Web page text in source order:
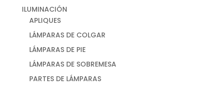
ILUMINACIÓN
APLIQUES
LÁMPARAS DE COLGAR
LÁMPARAS DE PIE
LÁMPARAS DE SOBREMESA
PARTES DE LÁMPARAS